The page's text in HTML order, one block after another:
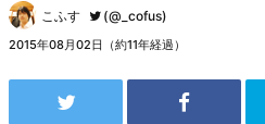
こふす (@_cofus)
2015年08月02日（約11年経過）